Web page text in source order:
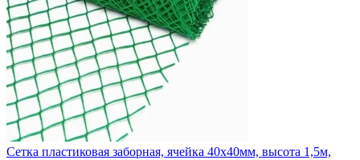
Сетка пластиковая заборная, ячейка 40х40мм, высота 1,5м,